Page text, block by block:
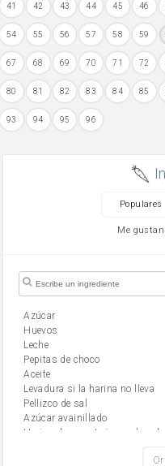
41 42 43 44 45 46
54 55 56 57 58 59
67 68 69 70 71 72
80 81 82 83 84 85
93 94 95 96
Populares
Me gustan
Azúcar
huevos
leche
Pepitas de choco
aceite
Levadura si la harina no lleva
Pellizco de sal
Azúcar avainillado
Harina de reposteria con